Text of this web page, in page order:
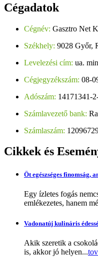
Cégadatok
Cégnév: Gasztro Net
Székhely: 9028 Győr,
Levelezési cím: ua.
Cégjegyzékszám: 08-
Adószám: 14171341-
Számlavezető bank:
Számlaszám:
Cikkekés
Öt egészséges finomság,
Egy ízletes fogás
emlékezetes, hanem
Vadonatúj kulináris
Akik szeretik a
is, akkor jó helyen...